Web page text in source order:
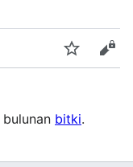
İzle
bulunan bitki.